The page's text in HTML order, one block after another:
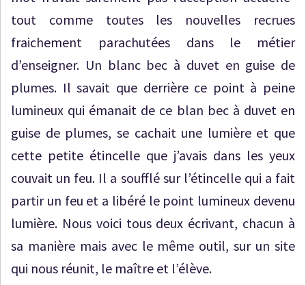
tout comme toutes les nouvelles recrues
fraichement parachutées dans le métier
d’enseigner. Un blanc bec à duvet en guise de
plumes. Il savait que derrière ce point à peine
lumineux qui émanait de ce blan bec à duvet en
guise de plumes, se cachait une lumière et que
cette petite étincelle que j’avais dans les yeux
couvait un feu. Il a soufflé sur l’étincelle qui a fait
partir un feu et a libéré le point lumineux devenu
lumière. Nous voici tous deux écrivant, chacun à
sa manière mais avec le même outil, sur un site
qui nous réunit, le maître et l’élève.